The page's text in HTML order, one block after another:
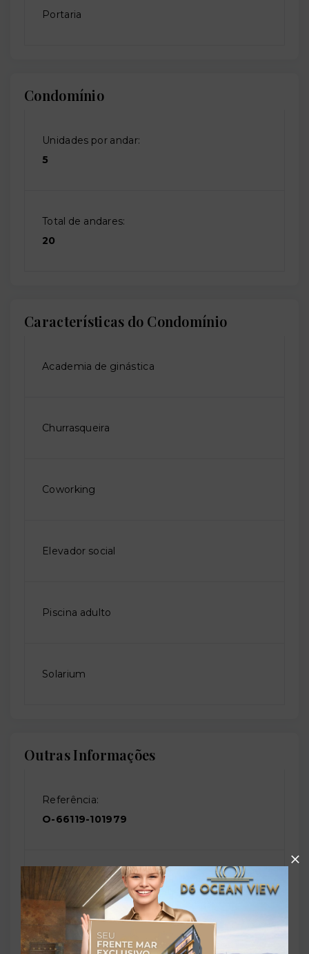
Portaria
Condomínio
Unidades por andar:
5
Total de andares:
20
Características do Condomínio
Academia de ginástica
Churrasqueira
Coworking
Elevador social
Piscina adulto
Solarium
Outras Informações
Referência:
O-66119-101979
Perfil:
Residencial